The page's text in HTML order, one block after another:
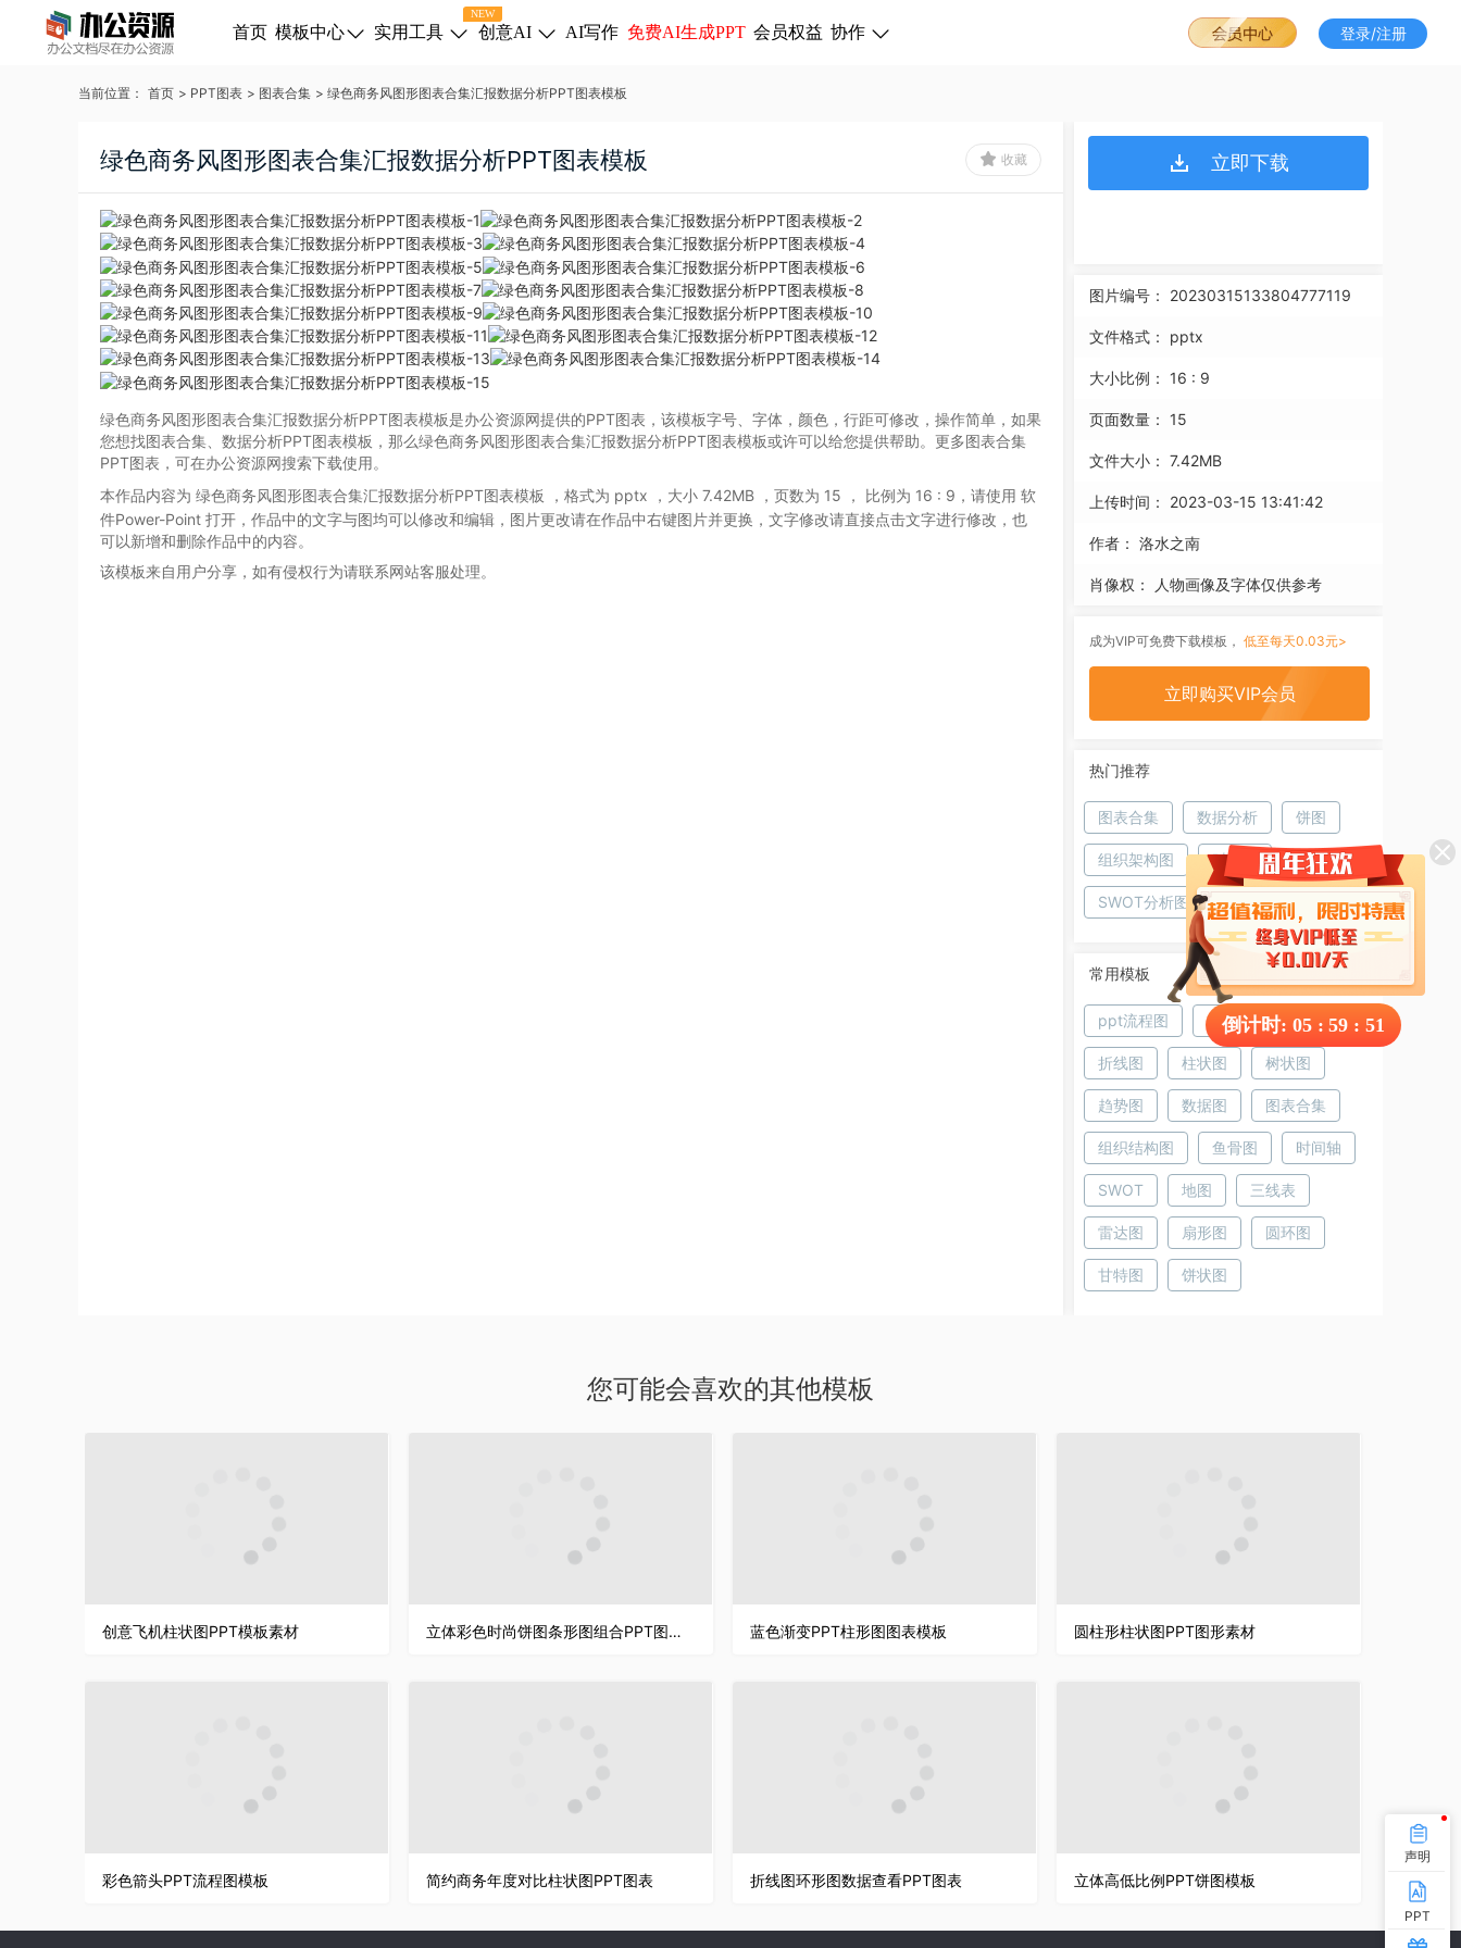
首页 模板中心
NEW
实用工具 创意AI AI写作 免费AI生成PPT 会员权益 协作 登录/注册
当前位置： 首页 > PPT图表 > 图表合集 > 绿色商务风图形图表合集汇报数据分析PPT图表模板
绿色商务风图形图表合集汇报数据分析PPT图表模板 收藏
绿色商务风图形图表合集汇报数据分析PPT图表模板是办公资源网提供的PPT图表，该模板字号、字体，颜色，行距可修改，操作简单，如果
您想找图表合集、数据分析PPT图表模板，那么绿色商务风图形图表合集汇报数据分析PPT图表模板或许可以给您提供帮助。更多图表合集
PPT图表，可在办公资源网搜索下载使用。
本作品内容为 绿色商务风图形图表合集汇报数据分析PPT图表模板
，格式为 pptx ，大小 7.42MB ，页数为 15 ， 比例为 16 : 9 ，请使用 软
件Power-Point 打开，作品中的文字与图均可以修改和编辑，图片更改请在作品中右键图片并更换，文字修改请直接点击文字进行修改，也
可以新增和删除作品中的内容。
该模板来自用户分享，如有侵权行为请联系网站客服处理。
立即下载
图片编号： 20230315133804777119
文件格式： pptx
大小比例： 16 : 9
页面数量： 15
文件大小： 7.42MB
上传时间： 2023-03-15 13:41:42
作者： 洛水之南
肖像权： 人物画像及字体仅供参考
成为VIP可免费下载模板， 低至每天0.03元>
立即购买VIP会员
热门推荐
图表合集 数据分析 饼图
组织架构图 时间轴
SWOT分析图
常用模板
ppt流程图 饼图 条形图
折线图 柱状图 树状图
趋势图 数据图 图表合集
组织结构图 鱼骨图 时间轴
SWOT 地图 三线表
雷达图 扇形图 圆环图
甘特图 饼状图
您可能会喜欢的其他模板
创意飞机柱状图PPT模板素材 立体彩色时尚饼图条形图组合PPT图表模板 蓝色渐变PPT柱形图图表模板 圆柱形柱状图PPT图形素材
彩色箭头PPT流程图模板 简约商务年度对比柱状图PPT图表 折线图环形图数据查看PPT图表 立体高低比例PPT饼图模板
声明
PPT
倒计时: 05 : 59 : 51